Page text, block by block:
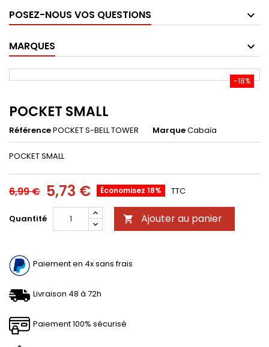
POSEZ-NOUS VOS QUESTIONS
MARQUES
-18%
POCKET SMALL
RéférencePOCKET S-BELL TOWER MarqueCabaïa
POCKET SMALL
6,99 € 5,73 € Économisez 18% TTC
Quantité  Ajouter au panier
Paiement en 4x sans frais
Livraison 48 à 72h
Paiement 100% sécurisé